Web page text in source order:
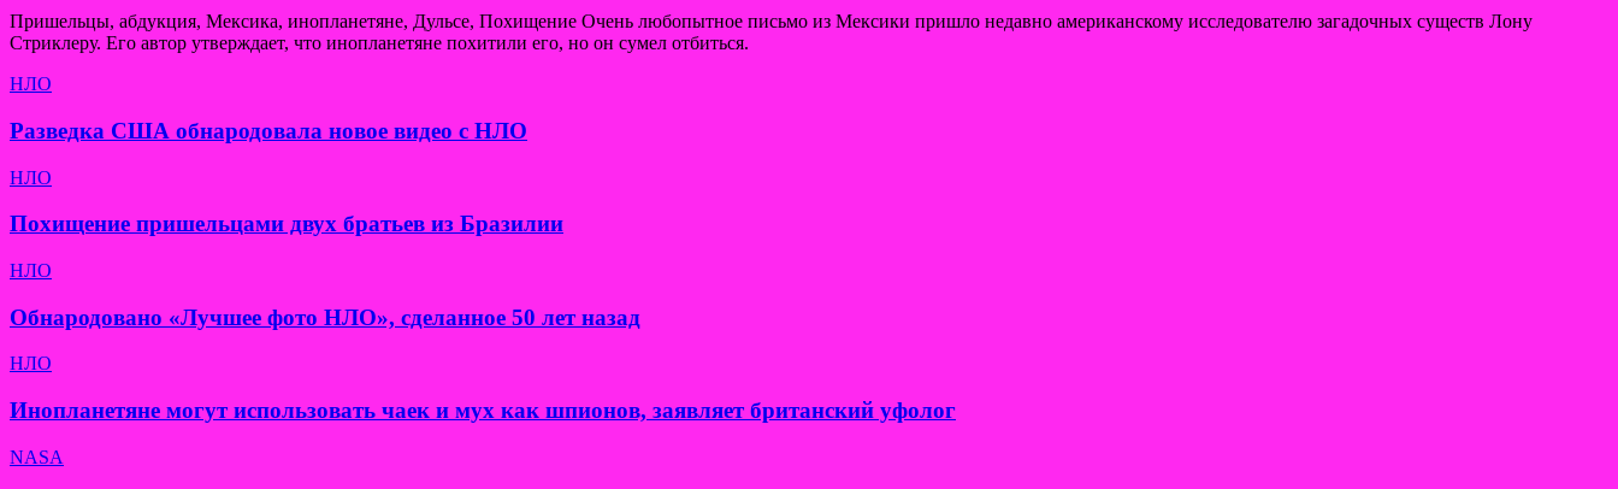
Пришельцы, абдукция, Мексика, инопланетяне, Дульсе, Похищение Очень любопытное письмо из Мексики пришло недавно американскому исследователю загадочных существ Лону
Стриклеру. Его автор утверждает, что инопланетяне похитили его, но он сумел отбиться.
НЛО
Разведка США обнародовала новое видео с НЛО
НЛО
Похищение пришельцами двух братьев из Бразилии
НЛО
Обнародовано «Лучшее фото НЛО», сделанное 50 лет назад
НЛО
Инопланетяне могут использовать чаек и мух как шпионов, заявляет британский уфолог
NASA